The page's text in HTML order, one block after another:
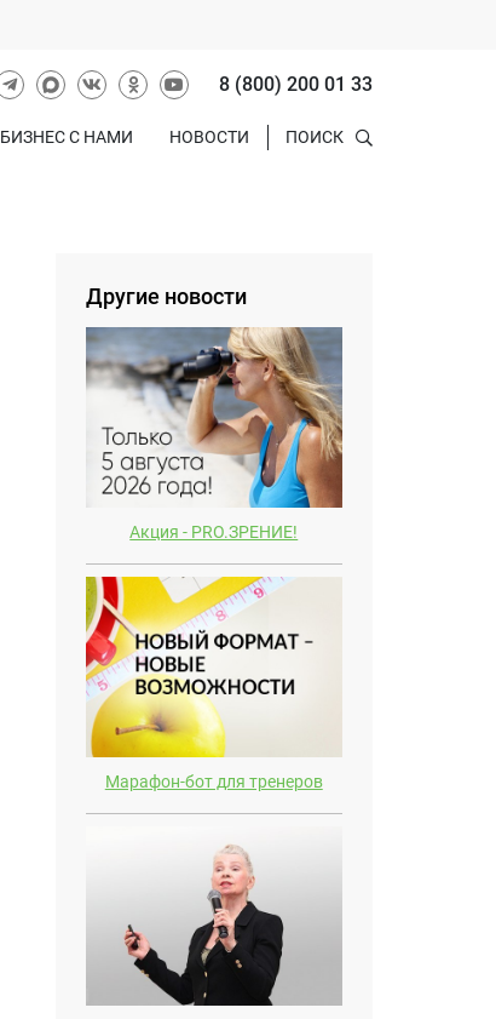
8 (800) 200 01 33
БИЗНЕС С НАМИ НОВОСТИ ПОИСК
Другие новости
Акция - PRO.ЗРЕНИЕ!
Марафон-бот для тренеров